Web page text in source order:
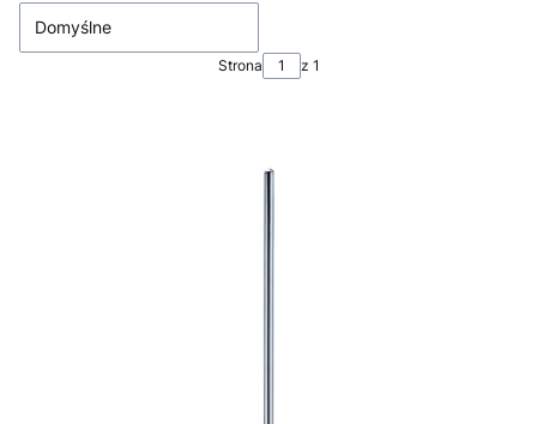
Domyślne
Strona z 1